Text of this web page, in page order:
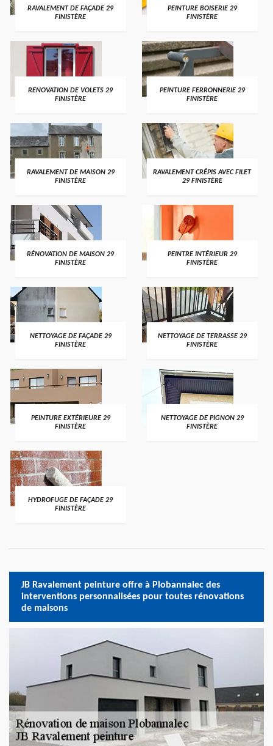
RAVALEMENT DE FAÇADE 29
FINISTÈRE
PEINTURE BOISERIE 29
FINISTÈRE
RENOVATION DE VOLETS 29
FINISTÈRE
PEINTURE FERRONNERIE 29
FINISTÈRE
RAVALEMENT DE MAISON 29
FINISTÈRE
RAVALEMENT CRÉPIS AVEC FILET
29 FINISTÈRE
RÉNOVATION DE MAISON 29
FINISTÈRE
PEINTRE INTÉRIEUR 29
FINISTÈRE
NETTOYAGE DE FAÇADE 29
FINISTÈRE
NETTOYAGE DE TERRASSE 29
FINISTÈRE
PEINTURE EXTÉRIEURE 29
FINISTÈRE
NETTOYAGE DE PIGNON 29
FINISTÈRE
HYDROFUGE DE FAÇADE 29
FINISTÈRE
JB Ravalement peinture offre à Plobannalec des
interventions personnalisées pour toutes rénovations
de maisons